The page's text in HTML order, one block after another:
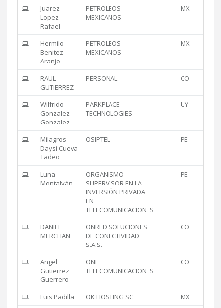
Juarez
Lopez
Rafael
PETROLEOS
MEXICANOS
MX
Hermilo
Benitez
Aranjo
PETROLEOS
MEXICANOS
MX
RAUL
GUTIERREZ
PERSONAL CO
Wilfrido
Gonzalez
Gonzalez
PARKPLACE
TECHNOLOGIES
UY
Milagros
Daysi Cueva
Tadeo
OSIPTEL PE
Luna
Montalván
ORGANISMO
SUPERVISOR EN LA
INVERSIÓN PRIVADA
EN
TELECOMUNICACIONES
PE
DANIEL
MERCHAN
ONRED SOLUCIONES
DE CONECTIVIDAD
S.A.S.
CO
Angel
Gutierrez
Guerrero
ONE
TELECOMUNICACIONES
CO
Luis Padilla OK HOSTING SC MX